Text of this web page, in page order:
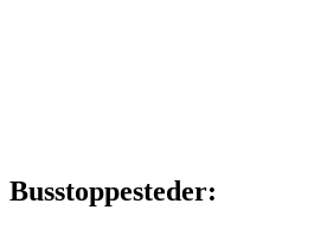
Busstoppesteder: